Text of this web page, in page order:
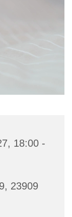
18:00 -
23909